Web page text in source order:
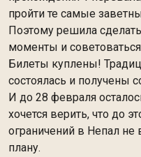
пройти те самые
Поэтому решила
моменты и
Билеты куплены!
состоялась и получены
И до 28 февраля
хочется верить, что до
ограничений в Непал не
плану.